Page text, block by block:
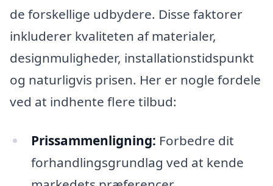
de forskellige udbydere. Disse faktorer
inkluderer kvaliteten af materialer,
designmuligheder, installationstidspunkt
og naturligvis prisen. Her er nogle fordele
ved at indhente flere tilbud:
Prissammenligning: Forbedre dit
forhandlingsgrundlag ved at kende